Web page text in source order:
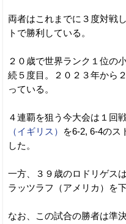
両者はこれまでに３度対戦
トで勝利している。
２０歳で世界ランク１位の
続５度目。２０２３年から
っている。
４連覇を狙う今大会は１回
（イギリス）
を6-2, 6-4のス
した。
一方、３９歳のロドリゲス
ラッツラフ（アメリカ）を
なお、この試合の勝者は準